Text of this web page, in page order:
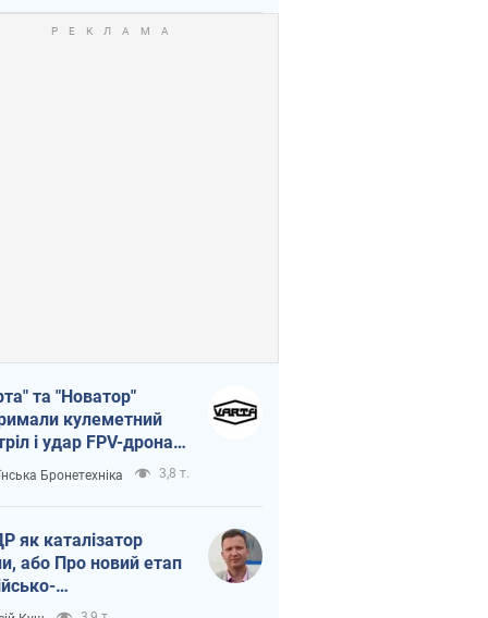
та "Новатор"
кулеметний
і удар FPV-дрона,
життя
ЗСУ
Бронетехніка 3,8 т.
як каталізатор
або Про новий етап